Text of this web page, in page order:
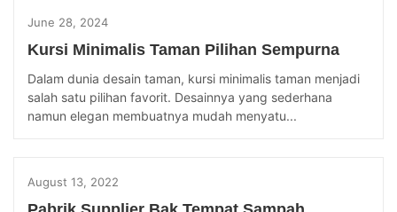
June 28, 2024
Kursi Minimalis Taman Pilihan Sempurna
Dalam dunia desain taman, kursi minimalis taman menjadi
salah satu pilihan favorit. Desainnya yang sederhana
namun elegan membuatnya mudah menyatu...
August 13, 2022